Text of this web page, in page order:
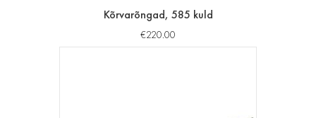
Kõrvarõngad, 585 kuld
€220.00